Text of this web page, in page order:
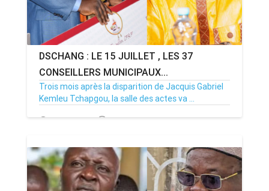
DSCHANG : LE 15 JUILLET , LES 37
CONSEILLERS MUNICIPAUX...
Trois mois après la disparition de Jacquis Gabriel
Kemleu Tchapgou, la salle des actes va ...
13/07/26 Par MenouActu 0